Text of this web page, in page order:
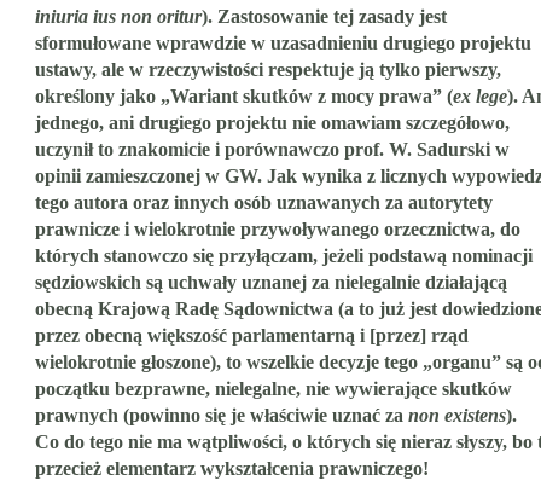
iniuria ius non oritur). Zastosowanie tej zasady jest
sformułowane wprawdzie w uzasadnieniu drugiego projektu
ustawy, ale w rzeczywistości respektuje ją tylko pierwszy,
określony jako „Wariant skutków z mocy prawa” (ex lege).
jednego, ani drugiego projektu nie omawiam szczegółowo,
uczynił to znakomicie i porównawczo prof. W. Sadurski w
opinii zamieszczonej w GW. Jak wynika z licznych
tego autora oraz innych osób uznawanych za autorytety
prawnicze i wielokrotnie przywoływanego orzecznictwa, do
których stanowczo się przyłączam, jeżeli podstawą nominacji
sędziowskich są uchwały uznanej za nielegalnie działającą
obecną Krajową Radę Sądownictwa (a to już jest
przez obecną większość parlamentarną i [przez] rząd
wielokrotnie głoszone), to wszelkie decyzje tego „organu” są
początku bezprawne, nielegalne, nie wywierające skutków
prawnych (powinno się je właściwie uznać za non existens).
Co do tego nie ma wątpliwości, o których się nieraz słyszy, bo
przecież elementarz wykształcenia prawniczego!